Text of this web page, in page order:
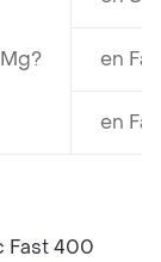
en
en
Fast 400